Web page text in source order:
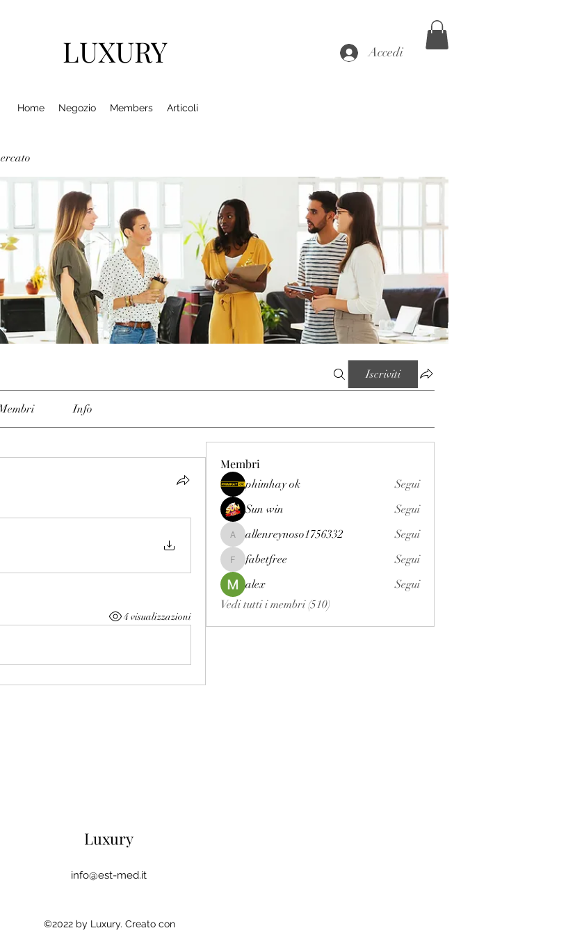
LUXURY Accedi
Home Negozio Members Articoli
Iscriviti
Info
4 visualizzazioni
Membri
phimhay ok
Segui
Sun win
Segui
allenreynoso1756332
allenreynoso1756332 Segui
fabetfree
fabetfree
Segui
alex
Segui
Vedi tutti i membri (510)
Luxury
info@est-med.it
©2022 by Luxury. Creato con